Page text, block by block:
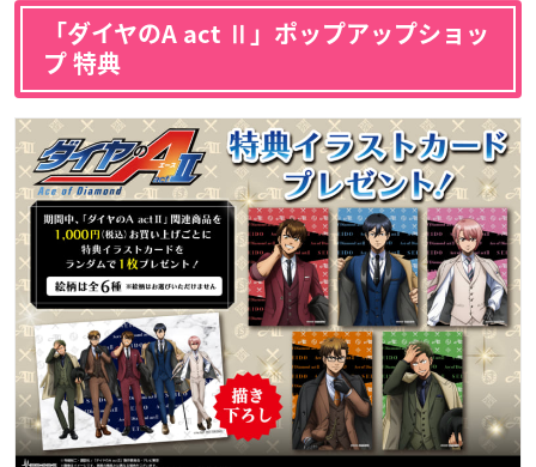
「ダイヤのA act Ⅱ」ポップアップショッ
プ 特典